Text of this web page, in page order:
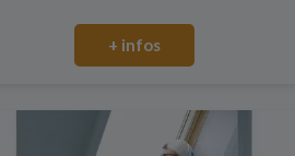
+ infos